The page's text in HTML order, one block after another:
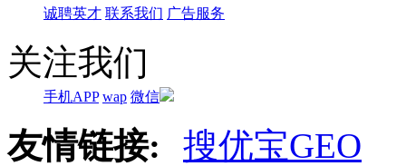
诚聘英才 联系我们 广告服务
关注我们
手机APP wap 微信
友情链接:
搜优宝GEO